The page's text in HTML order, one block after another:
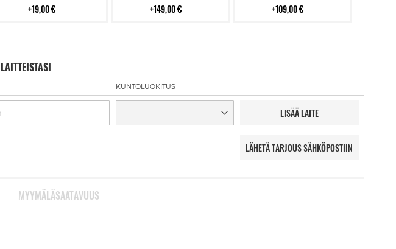
19,00 € 149,00 € 109,00 €
KUNTOLUOKITUS
LISÄÄ LAITE
LÄHETÄ TARJOUS SÄHKÖPOSTIIN
MYYMÄLÄSAATAVUUS